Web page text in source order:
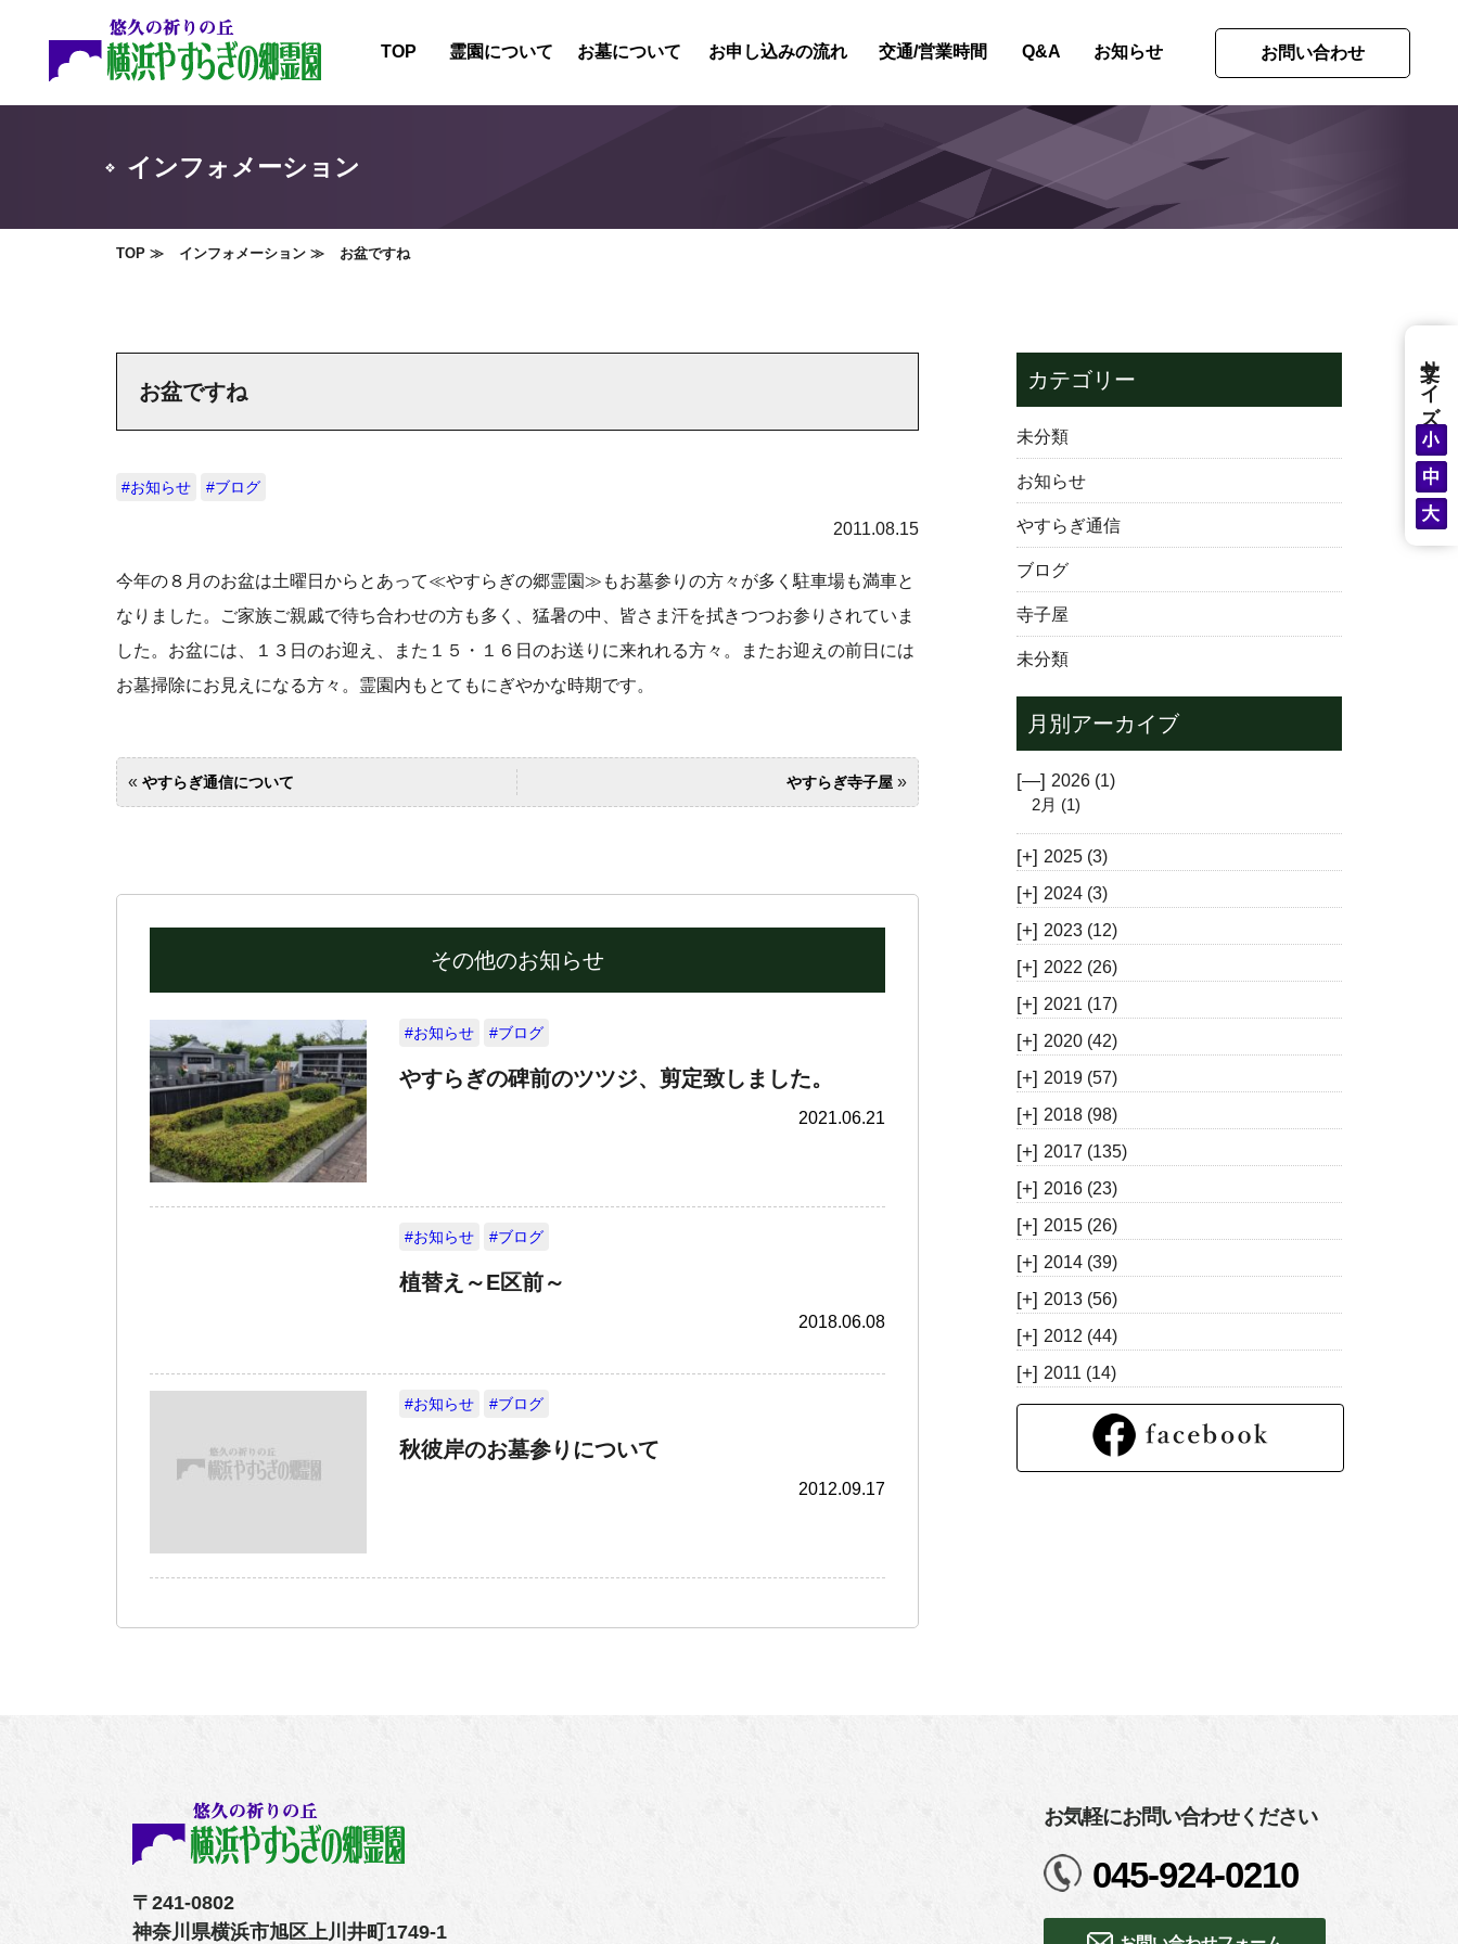
TOP 霊園について
霊園紹介
お墓について お申し込みの流れ 交通/営業時間 Q&A お知らせ お問い合わせ
文字サイズ
インフォメーション
TOP インフォメーション お盆ですね
お盆ですね
#お知らせ #ブログ
2011.08.15
今年の８月のお盆は土曜日からとあって≪やすらぎの郷霊園≫もお墓参りの方々が多く駐車場も満車と
なりました。ご家族ご親戚で待ち合わせの方も多く、猛暑の中、皆さま汗を拭きつつお参りされていま
した。お盆には、１３日のお迎え、また１５・１６日のお送りに来れれる方々。またお迎えの前日には
お墓掃除にお見えになる方々。霊園内もとてもにぎやかな時期です。
« やすらぎ通信について やすらぎ寺子屋 »
その他のお知らせ
#お知らせ #ブログ
やすらぎの碑前のツツジ、剪定致しました。
2021.06.21
#お知らせ #ブログ
植替え～E区前～
2018.06.08
#お知らせ #ブログ
秋彼岸のお墓参りについて
2012.09.17
カテゴリー
未分類
お知らせ
やすらぎ通信
ブログ
寺子屋
未分類
月別アーカイブ
[—] 2026 (1)
2月 (1)
[+] 2025 (3)
[+] 2024 (3)
[+] 2023 (12)
[+] 2022 (26)
[+] 2021 (17)
[+] 2020 (42)
[+] 2019 (57)
[+] 2018 (98)
[+] 2017 (135)
[+] 2016 (23)
[+] 2015 (26)
[+] 2014 (39)
[+] 2013 (56)
[+] 2012 (44)
[+] 2011 (14)
〒241-0802
神奈川県横浜市旭区上川井町1749-1
お気軽にお問い合わせください
045-924-0210